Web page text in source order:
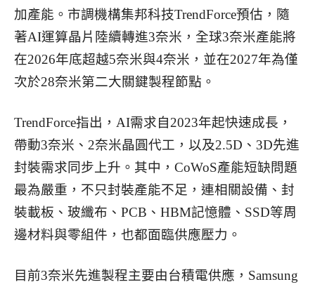
加產能。 市調機構集邦科技TrendForce預估，隨
著AI運算晶片陸續轉進3奈米，全球3奈米產能將
在2026年底超越5奈米與4奈米，並在2027年為僅
次於28奈米第二大關鍵製程節點。
TrendForce指出，AI需求自2023年起快速成長，
帶動3奈米、2奈米晶圓代工，以及2.5D、3D先進
封裝需求同步上升。 其中，CoWoS產能短缺問題
最為嚴重，不只封裝產能不足，連相關設備、封
裝載板、玻纖布、PCB、HBM記憶體、SSD等周
邊材料與零組件，也都面臨供應壓力。
目前3奈米先進製程主要由台積電供應，Samsung